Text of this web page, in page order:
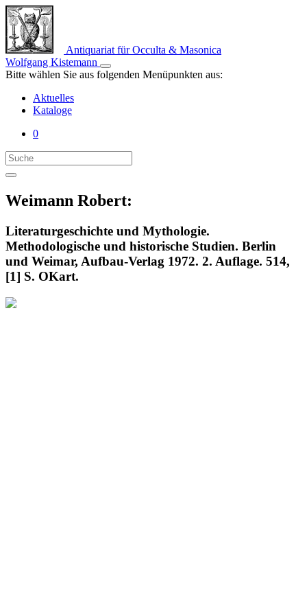
Antiquariat für Occulta & Masonica
Wolfgang Kistemann
Bitte wählen Sie aus folgenden Menüpunkten aus:
Aktuelles
Kataloge
0
Weimann Robert:
Literaturgeschichte und Mythologie.
Methodologische und historische Studien. Berlin
und Weimar, Aufbau-Verlag 1972. 2. Auflage. 514,
[1] S. OKart.